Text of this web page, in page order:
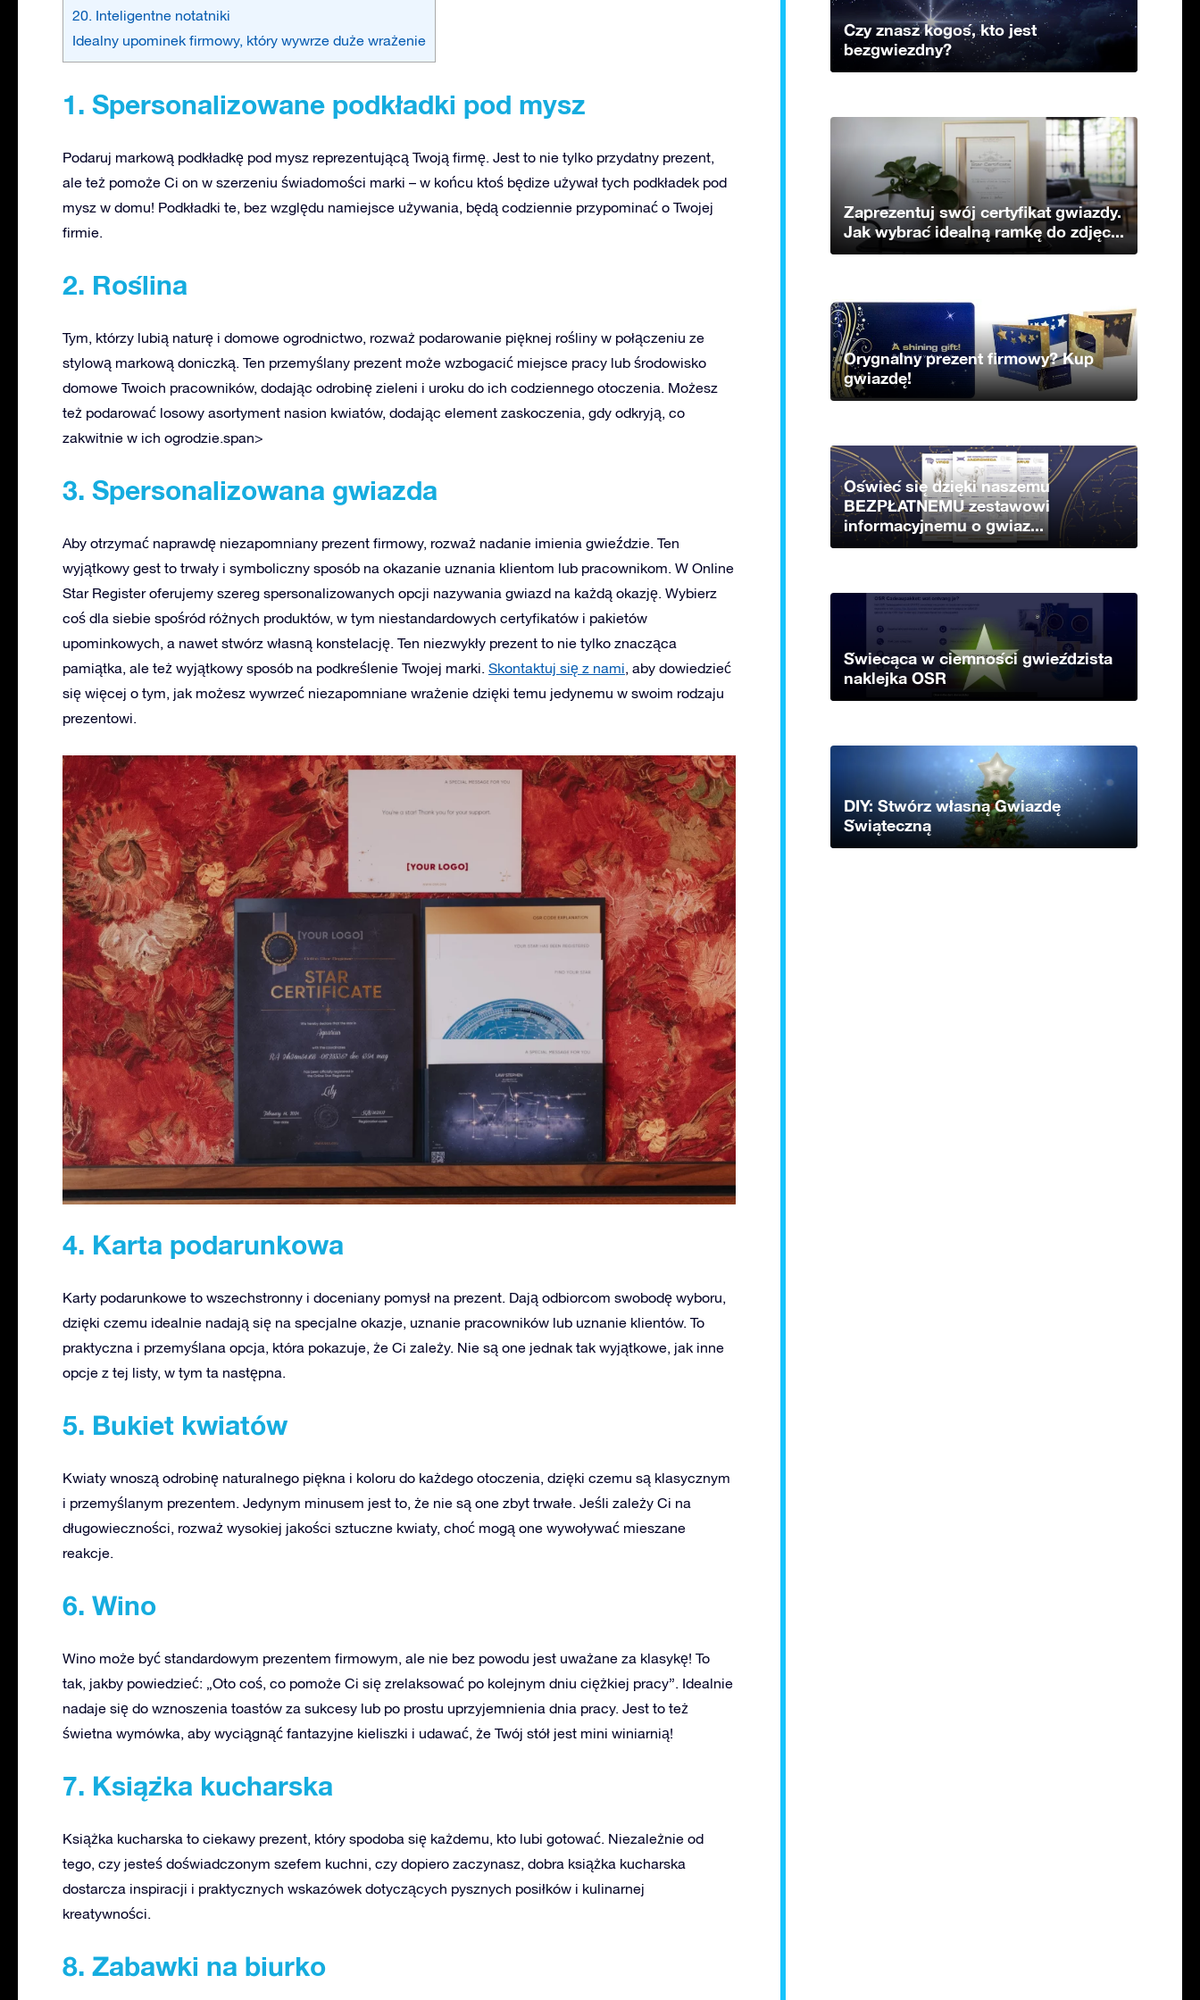
20. Inteligentne notatniki
Idealny upominek firmowy, który wywrze duże wrażenie
1. Spersonalizowane podkładki pod mysz
Podaruj markową podkładkę pod mysz reprezentującą Twoją firmę. Jest to nie tylko przydatny prezent,
ale też pomoże Ci on w szerzeniu świadomości marki – w końcu ktoś będize używał tych podkładek pod
mysz w domu! Podkładki te, bez względu namiejsce używania, będą codziennie przypominać o Twojej
firmie.
2. Roślina
Tym, którzy lubią naturę i domowe ogrodnictwo, rozważ podarowanie pięknej rośliny w połączeniu ze
stylową markową doniczką. Ten przemyślany prezent może wzbogacić miejsce pracy lub środowisko
domowe Twoich pracowników, dodając odrobinę zieleni i uroku do ich codziennego otoczenia. Możesz
też podarować losowy asortyment nasion kwiatów, dodając element zaskoczenia, gdy odkryją, co
zakwitnie w ich ogrodzie.span>
3. Spersonalizowana gwiazda
Aby otrzymać naprawdę niezapomniany prezent firmowy, rozważ nadanie imienia gwieździe. Ten
wyjątkowy gest to trwały i symboliczny sposób na okazanie uznania klientom lub pracownikom. W Online
Star Register oferujemy szereg spersonalizowanych opcji nazywania gwiazd na każdą okazję. Wybierz
coś dla siebie spośród różnych produktów, w tym niestandardowych certyfikatów i pakietów
upominkowych, a nawet stwórz własną konstelację. Ten niezwykły prezent to nie tylko znacząca
pamiątka, ale też wyjątkowy sposób na podkreślenie Twojej marki. Skontaktuj się z nami, aby dowiedzieć
się więcej o tym, jak możesz wywrzeć niezapomniane wrażenie dzięki temu jedynemu w swoim rodzaju
prezentowi.
4. Karta podarunkowa
Karty podarunkowe to wszechstronny i doceniany pomysł na prezent. Dają odbiorcom swobodę wyboru,
dzięki czemu idealnie nadają się na specjalne okazje, uznanie pracowników lub uznanie klientów. To
praktyczna i przemyślana opcja, która pokazuje, że Ci zależy. Nie są one jednak tak wyjątkowe, jak inne
opcje z tej listy, w tym ta następna.
5. Bukiet kwiatów
Kwiaty wnoszą odrobinę naturalnego piękna i koloru do każdego otoczenia, dzięki czemu są klasycznym
i przemyślanym prezentem. Jedynym minusem jest to, że nie są one zbyt trwałe. Jeśli zależy Ci na
długowieczności, rozważ wysokiej jakości sztuczne kwiaty, choć mogą one wywoływać mieszane
reakcje.
6. Wino
Wino może być standardowym prezentem firmowym, ale nie bez powodu jest uważane za klasykę! To
tak, jakby powiedzieć: „Oto coś, co pomoże Ci się zrelaksować po kolejnym dniu ciężkiej pracy”. Idealnie
nadaje się do wznoszenia toastów za sukcesy lub po prostu uprzyjemnienia dnia pracy. Jest to też
świetna wymówka, aby wyciągnąć fantazyjne kieliszki i udawać, że Twój stół jest mini winiarnią!
7. Książka kucharska
Książka kucharska to ciekawy prezent, który spodoba się każdemu, kto lubi gotować. Niezależnie od
tego, czy jesteś doświadczonym szefem kuchni, czy dopiero zaczynasz, dobra książka kucharska
dostarcza inspiracji i praktycznych wskazówek dotyczących pysznych posiłków i kulinarnej
kreatywności.
8. Zabawki na biurko
Czy znasz kogoś, kto jest
bezgwiezdny?
Zaprezentuj swój certyfikat gwiazdy.
Jak wybrać idealną ramkę do zdjęc...
Orygnalny prezent firmowy? Kup
gwiazdę!
Oświeć się dzięki naszemu
BEZPŁATNEMU zestawowi
informacyjnemu o gwiaz...
Świecąca w ciemności gwieździsta
naklejka OSR
DIY: Stwórz własną Gwiazdę
Świąteczną